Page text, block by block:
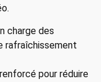
charge des
rafraîchissement
pour réduire